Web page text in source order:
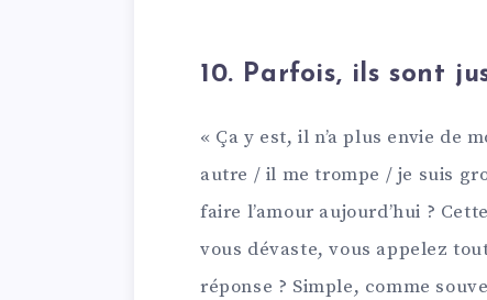
10. Parfois, ils sont
« Ça y est, il n’a plus envie de
autre / il me trompe / je suis
faire l’amour aujourd’hui ?
vous dévaste, vous appelez
réponse ? Simple, comme